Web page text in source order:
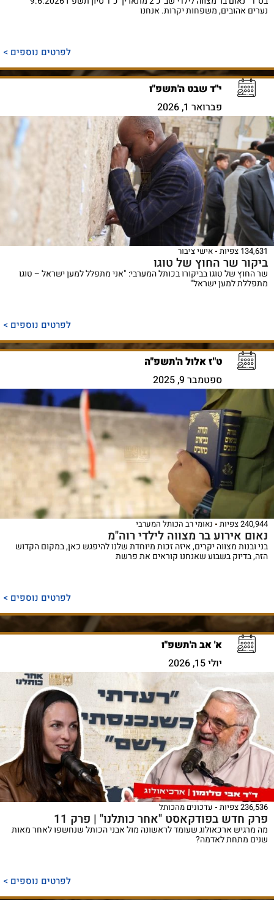
נערים אהובים, משפחות יקרות. אנחנו
לפרטים נוספים >
י"ד שבט ה'תשפ"ו
פברואר 1, 2026
134,631 צפיות אישי ציבור
ביקור שר החוץ של טוגו
שר החוץ של טוגו בביקורו בכותל המערבי: "אני מתפלל למען ישראל – טוגו
מתפללת למען ישראל"
לפרטים נוספים >
ט"ז אלול ה'תשפ"ה
ספטמבר 9, 2025
240,944 צפיות נאומי רב הכותל המערבי
נאום אירוע בר מצווה לילדי רוה"מ
בני ובנות מצווה יקרים, איזה זכות מיוחדת שלנו להיפגש כאן, במקום הקדוש
הזה, בדיוק בשבוע שאנחנו קוראים את פרשת
לפרטים נוספים >
א' אב ה'תשפ"ו
יולי 15, 2026
236,536 צפיות עדכונים מהכותל
פרק חדש בפודקאסט "אחר כותלנו" | פרק 11
מה מרגיש ארכאולוג שעומד לראשונה מול אבני הכותל שנחשפו לאחר מאות
שנים מתחת לאדמה?
לפרטים נוספים >